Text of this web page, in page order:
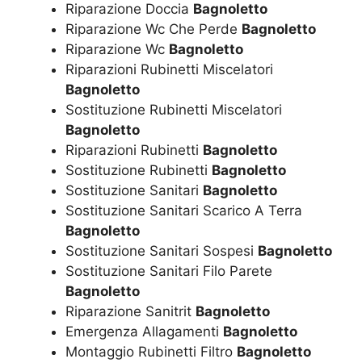
Riparazione Doccia Bagnoletto
Riparazione Wc Che Perde Bagnoletto
Riparazione Wc Bagnoletto
Riparazioni Rubinetti Miscelatori
Bagnoletto
Sostituzione Rubinetti Miscelatori
Bagnoletto
Riparazioni Rubinetti Bagnoletto
Sostituzione Rubinetti Bagnoletto
Sostituzione Sanitari Bagnoletto
Sostituzione Sanitari Scarico A Terra
Bagnoletto
Sostituzione Sanitari Sospesi Bagnoletto
Sostituzione Sanitari Filo Parete
Bagnoletto
Riparazione Sanitrit Bagnoletto
Emergenza Allagamenti Bagnoletto
Montaggio Rubinetti Filtro Bagnoletto